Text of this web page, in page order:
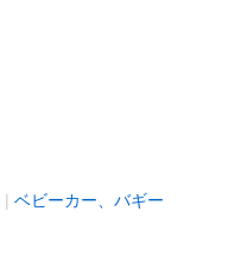
ベビーカー、バギー